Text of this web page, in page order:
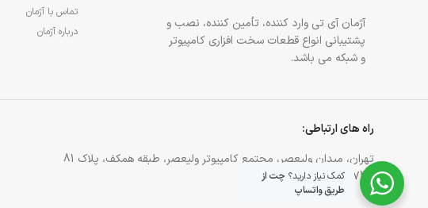
آژمان آی تی وارد کننده، تأمین کننده، نصب و
پشتیبانی انواع قطعات سخت افزاری کامپیوتر
و شبکه می باشد.
تماس با آژمان
درباره آژمان
راه های ارتباطی:
تهران، میدان ولیعصر، مجتمع کامپیوتر ولیعصر، طبقه همکف، پلاک 81
021-88905744
کمک نیاز دارید؟ چت از
طریق واتساپ